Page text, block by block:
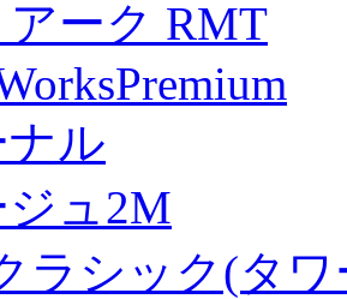
アーク RMT
ル
ジュ2M
ラシック(タ